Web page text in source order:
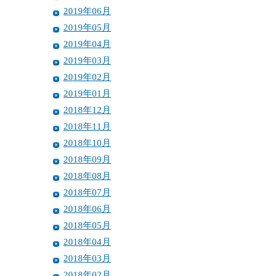
2019年06月
2019年05月
2019年04月
2019年03月
2019年02月
2019年01月
2018年12月
2018年11月
2018年10月
2018年09月
2018年08月
2018年07月
2018年06月
2018年05月
2018年04月
2018年03月